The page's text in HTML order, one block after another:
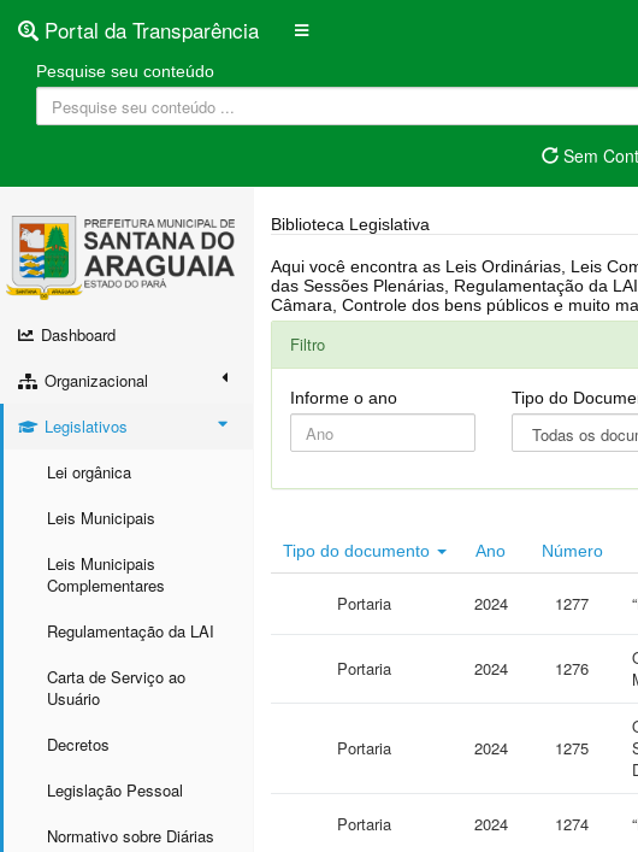
Portal da Transparência
Pesquise seu conteúdo
Sem
Dashboard
Organizacional
Legislativos
Lei orgânica
Leis Municipais
Leis Municipais
Complementares
Regulamentação da LAI
Carta de Serviço ao
Usuário
Decretos
Legislação Pessoal
Normativo sobre Diárias
Biblioteca Legislativa
Aqui você encontra as Leis Ordinárias, Leis Complementares, Portarias, Decretos, Atas, PPA, LDO, LOA, RREO, Resoluções, RGF, Lei Orgânica, Regimento Interno, Pauta
das Sessões Plenárias, Regulamentação da LAI, Atos de Julgamento do Governo, Agenda Externa do presidente, Relatório do Controle Interno, Projetos em tramitação na
Câmara, Controle
Filtro
Informe o ano Tipo do
Tipo do documento Ano Número
Portaria 2024 1277
Portaria 2024 1276
Portaria 2024 1275
Portaria 2024 1274